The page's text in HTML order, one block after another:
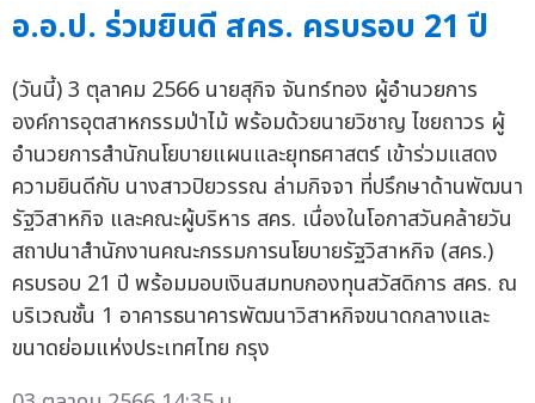
อ.อ.ป. ร่วมยินดี สคร. ครบรอบ 21 ปี
(วันนี้) 3 ตุลาคม 2566 นายสุกิจ จันทร์ทอง ผู้อำนวยการ
องค์การอุตสาหกรรมป่าไม้ พร้อมด้วยนายวิชาญ ไชยถาวร ผู้
อำนวยการสำนักนโยบายแผนและยุทธศาสตร์ เข้าร่วมแสดง
ความยินดีกับ นางสาวปิยวรรณ ล่ามกิจจา ที่ปรึกษาด้านพัฒนา
รัฐวิสาหกิจ และคณะผู้บริหาร สคร. เนื่องในโอกาสวันคล้ายวัน
สถาปนาสำนักงานคณะกรรมการนโยบายรัฐวิสาหกิจ (สคร.)
ครบรอบ 21 ปี พร้อมมอบเงินสมทบกองทุนสวัสดิการ สคร. ณ
บริเวณชั้น 1 อาคารธนาคารพัฒนาวิสาหกิจขนาดกลางและ
ขนาดย่อมแห่งประเทศไทย กรุง